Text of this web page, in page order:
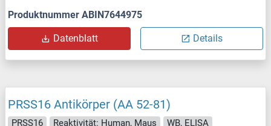
Produktnummer ABIN7644975
Datenblatt Details
PRSS16 Antikörper (AA 52-81)
PRSS16 Reaktivität: Human, Maus
WB, ELISA